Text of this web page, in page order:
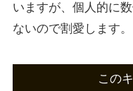
いますが、個人的に
ないので割愛します。
この